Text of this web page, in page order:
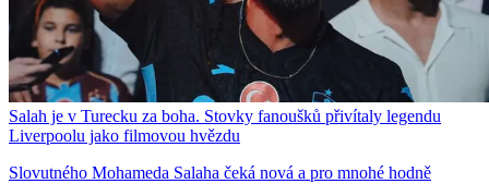
Salah je v Turecku za boha. Stovky fanoušků přivítaly legendu
Liverpoolu jako filmovou hvězdu
Slovutného Mohameda Salaha čeká nová a pro mnohé hodně